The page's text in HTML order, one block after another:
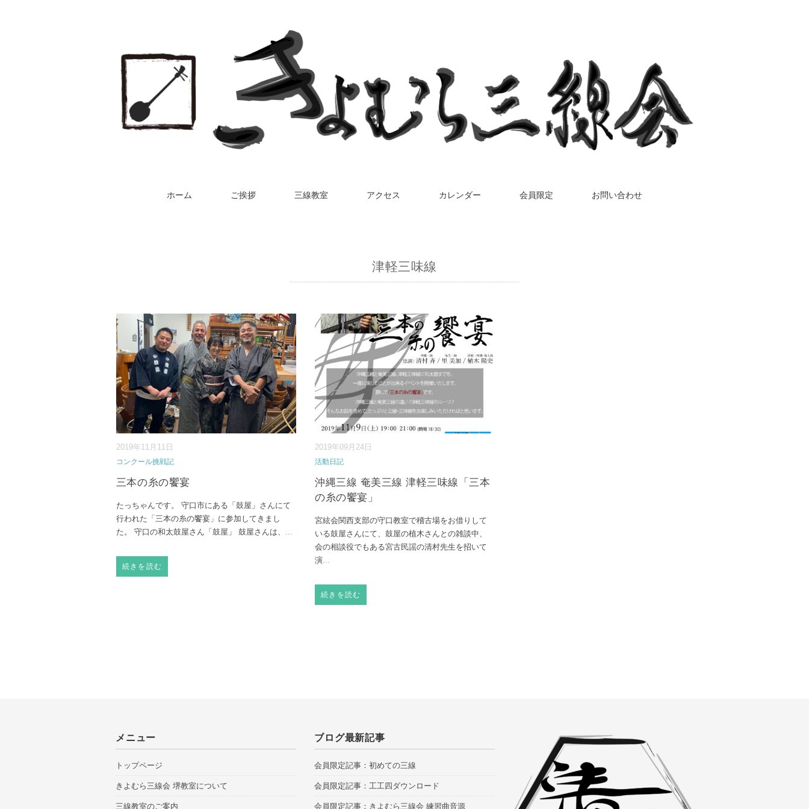
ホーム ご挨拶 三線教室 アクセス カレンダー 会員限定 お問い合わせ
津軽三味線
2019年11月11日
コンクール挑戦記
三本の糸の饗宴
たっちゃんです。 守口市にある「鼓屋」さんにて
行われた「三本の糸の饗宴」に参加してきまし
た。 守口の和太鼓屋さん「鼓屋」 鼓屋さんは、 ...
続きを読む
2019年09月24日
活動日記
沖縄三線 奄美三線 津軽三味線「三本
の糸の饗宴」
宮絃会関西支部の守口教室で稽古場をお借りして
いる鼓屋さんにて、鼓屋の植木さんとの雑談中、
会の相談役でもある宮古民謡の清村先生を招いて
演...
続きを読む
メニュー
トップページ
きよむら三線会 堺教室について
三線教室のご案内
ブログ最新記事
会員限定記事：初めての三線
会員限定記事：工工四ダウンロード
会員限定記事：きよむら三線会 練習曲音源